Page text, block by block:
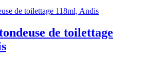
de toilettage